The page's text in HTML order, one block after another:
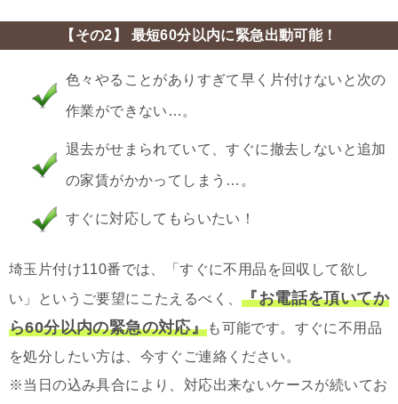
【その2】 最短60分以内に緊急出動可能！
色々やることがありすぎて早く片付けないと次の
作業ができない…。
退去がせまられていて、すぐに撤去しないと追加
の家賃がかかってしまう…。
すぐに対応してもらいたい！
埼玉片付け110番では、「すぐに不用品を回収して欲し
い」というご要望にこたえるべく、『お電話を頂いてか
ら60分以内の緊急の対応』も可能です。すぐに不用品
を処分したい方は、今すぐご連絡ください。
※当日の込み具合により、対応出来ないケースが続いてお